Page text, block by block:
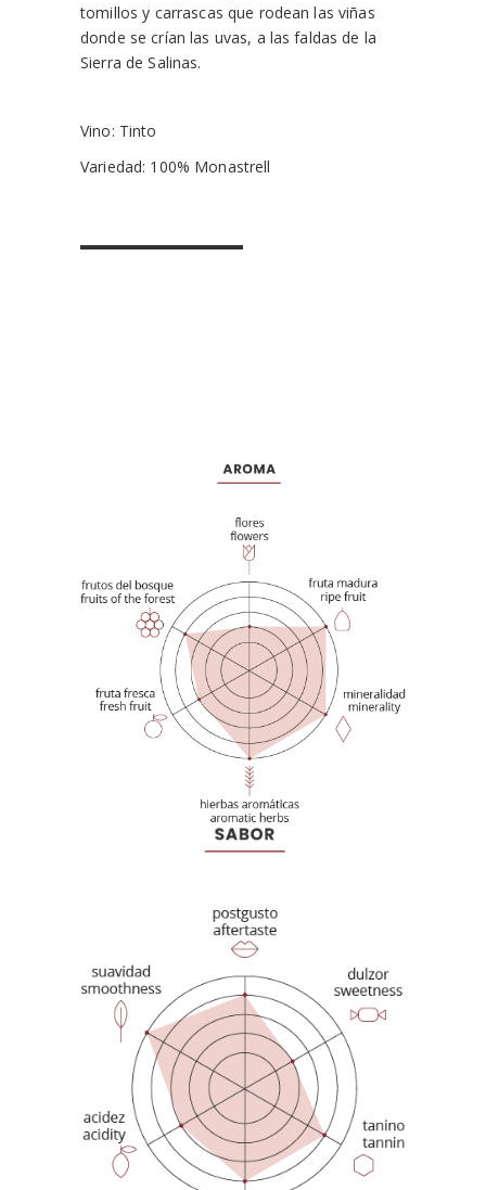
tomillos y carrascas que rodean las viñas
donde se crían las uvas, a las faldas de la
Sierra de Salinas.
Vino: Tinto
Variedad: 100% Monastrell